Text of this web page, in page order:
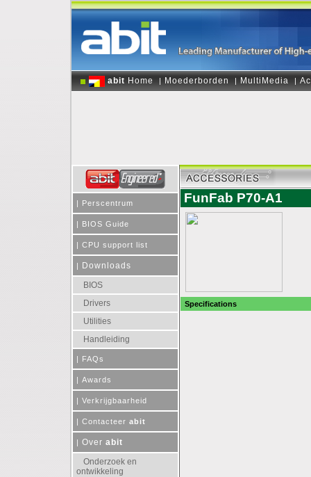
abit Home | Moederborden | MultiMedia |
| Perscentrum
| BIOS Guide
| CPU support list
|
Downloads
BIOS
Drivers
Utilities
Handleiding
| FAQs
| Awards
| Verkrijgbaarheid
| Contacteer abit
| Over abit
Onderzoek en
ontwikkeling
FunFab P70-A1
Specifications